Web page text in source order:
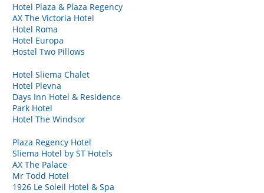
Hotel Plaza & Plaza Regency
AX The Victoria Hotel
Hotel Roma
Hotel Europa
Hostel Two Pillows
Hotel Sliema Chalet
Hotel Plevna
Days Inn Hotel & Residence
Park Hotel
Hotel The Windsor
Plaza Regency Hotel
Sliema Hotel by ST Hotels
AX The Palace
Mr Todd Hotel
1926 Le Soleil Hotel & Spa